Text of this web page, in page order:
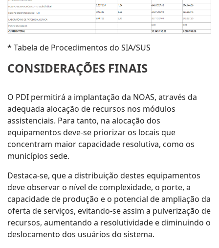
* Tabela de Procedimentos do SIA/SUS
CONSIDERAÇÕES FINAIS
O PDI permitirá a implantação da NOAS, através da
adequada alocação de recursos nos módulos
assistenciais. Para tanto, na alocação dos
equipamentos deve-se priorizar os locais que
concentram maior capacidade resolutiva, como os
municípios sede.
Destaca-se, que a distribuição destes equipamentos
deve observar o nível de complexidade, o porte, a
capacidade de produção e o potencial de ampliação da
oferta de serviços, evitando-se assim a pulverização de
recursos, aumentando a resolutividade e diminuindo o
deslocamento dos usuários do sistema.